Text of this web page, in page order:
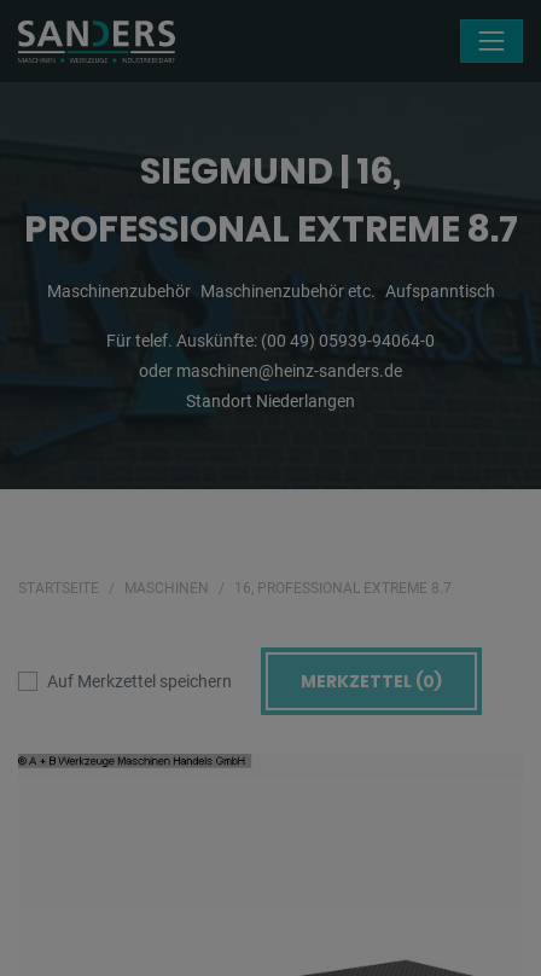
SIEGMUND | 16,
PROFESSIONAL EXTREME 8.7
Maschinenzubehör Maschinenzubehör etc. Aufspanntisch
Für telef. Auskünfte: (00 49) 05939-94064-0
oder maschinen@heinz-sanders.de
Standort Niederlangen
STARTSEITE MASCHINEN 16, PROFESSIONAL EXTREME 8.7
Auf Merkzettel speichern MERKZETTEL (0)